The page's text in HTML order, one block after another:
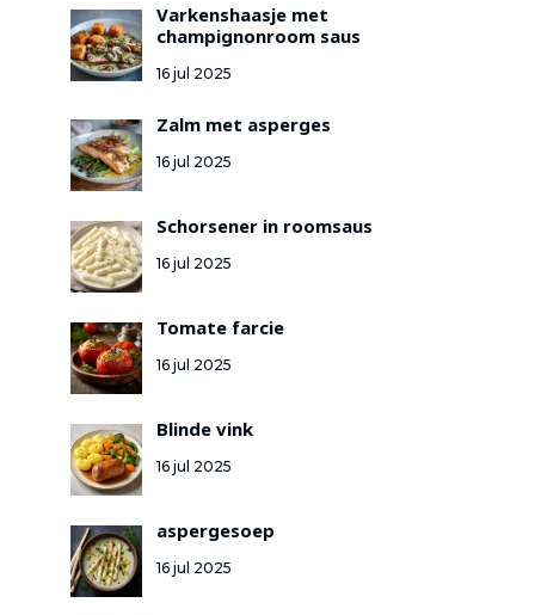
Varkenshaasje met
champignonroom saus
16 jul 2025
Zalm met asperges
16 jul 2025
Schorsener in roomsaus
16 jul 2025
Tomate farcie
16 jul 2025
Blinde vink
16 jul 2025
aspergesoep
16 jul 2025